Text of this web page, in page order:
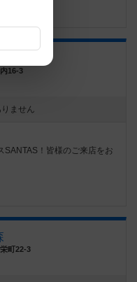
16-3
ません
SANTAS！皆様のご来店をお
町22-3